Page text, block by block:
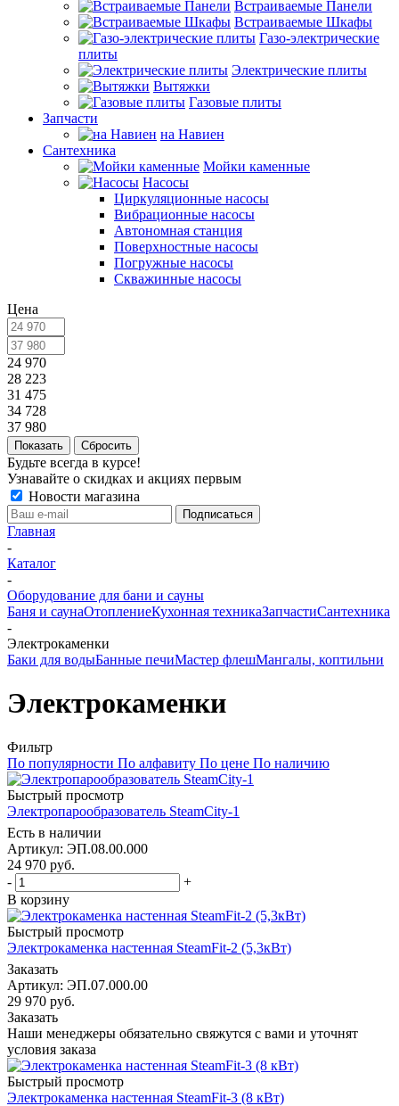
Встраиваемые Панели
Встраиваемые Шкафы
Газо-электрические
плиты
Электрические плиты
Вытяжки
Газовые плиты
Запчасти
на Навиен
Сантехника
Мойки каменные
Насосы
Циркуляционные насосы
Вибрационные насосы
Автономная станция
Поверхностные насосы
Погружные насосы
Скважинные насосы
Цена
24 970
28 223
31 475
34 728
37 980
Сбросить
Будьте всегда в курсе!
Узнавайте о скидках и акциях первым
Новости магазина
Главная
-
Каталог
-
Оборудование для бани и сауны
Баня и саунаОтоплениеКухонная техникаЗапчастиСантехника
-
Электрокаменки
Баки для водыБанные печиМастер флешМангалы, коптильни
Электрокаменки
Фильтр
По популярности По алфавиту По цене По наличию
Быстрый просмотр
Электропарообразователь SteamCity-1
Есть в наличии
Артикул: ЭП.08.00.000
24 970 руб.
-
+
В корзину
Быстрый просмотр
Электрокаменка настенная SteamFit-2 (5,3кВт)
Заказать
Артикул: ЭП.07.000.00
29 970 руб.
Заказать
Наши менеджеры обязательно свяжутся с вами и уточнят
условия заказа
Быстрый просмотр
Электрокаменка настенная SteamFit-3 (8 кВт)